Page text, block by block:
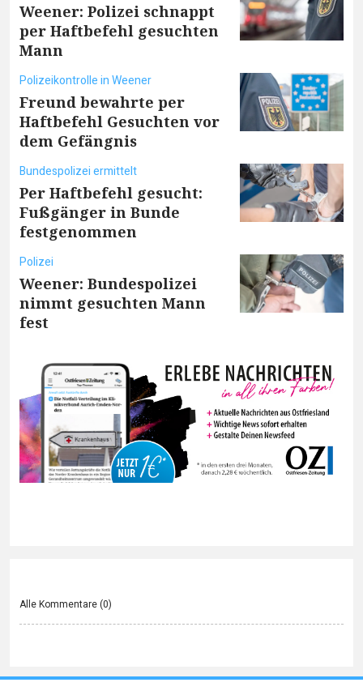
Weener: Polizei schnappt
per Haftbefehl gesuchten
Mann
Polizeikontrolle in Weener
Freund bewahrte per
Haftbefehl Gesuchten vor
dem Gefängnis
Bundespolizei ermittelt
Per Haftbefehl gesucht:
Fußgänger in Bunde
festgenommen
Polizei
Weener: Bundespolizei
nimmt gesuchten Mann
fest
Alle Kommentare (0)